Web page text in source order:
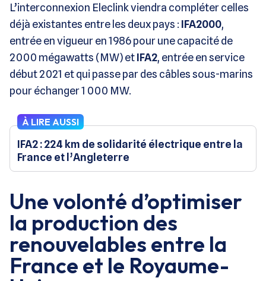
L’interconnexion Eleclink viendra compléter celles
déjà existantes entre les deux pays : IFA2000,
entrée en vigueur en 1986 pour une capacité de
2000 mégawatts (MW) etIFA2, entrée en service
début 2021 et qui passe par des câbles sous-marins
pour échanger 1 000 MW.
À LIRE AUSSI
IFA2 : 224 km de solidarité électrique entre la
France et l’Angleterre
Une volonté d’optimiser
la production des
renouvelables entre la
France et le Royaume-